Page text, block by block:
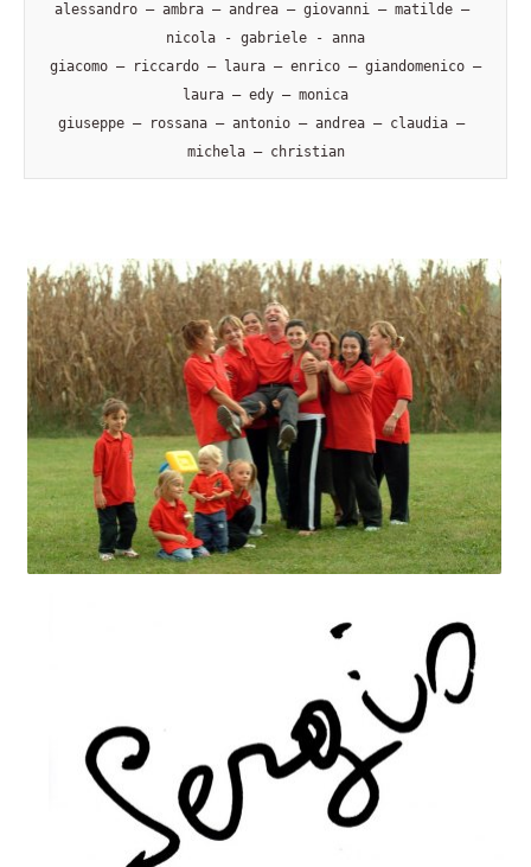
alessandro – ambra – andrea – giovanni – matilde –
nicola - gabriele - anna
laura – edy – monica
giuseppe – rossana – antonio – andrea – claudia –
michela – christian